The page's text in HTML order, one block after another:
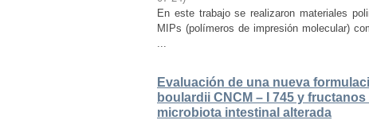
En este trabajo se realizaron materiales
MIPs (polímeros de impresión molecular)
...
Evaluación de una nueva
boulardii CNCM – I 745 y
microbiota intestinal alterada